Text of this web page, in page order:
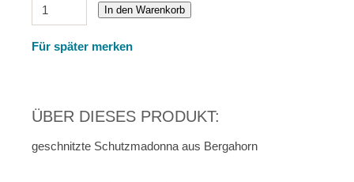
In den Warenkorb
Für später merken
ÜBER DIESES PRODUKT:
geschnitzte Schutzmadonna aus Bergahorn